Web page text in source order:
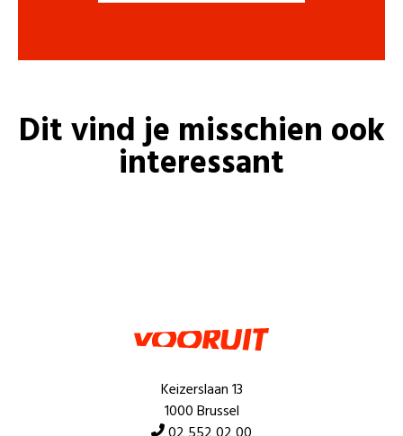
Dit vind je misschien ook
interessant
Keizerslaan 13
1000 Brussel